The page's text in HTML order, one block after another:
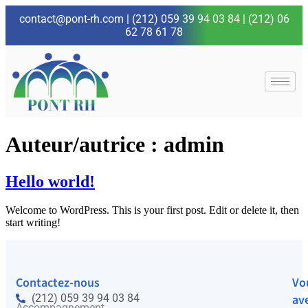
contact@pont-rh.com | (212) 059 39 94 03 84| (212) 06
62 78 61 78
Auteur/autrice : admin
Hello world!
Welcome to WordPress. This is your first post. Edit or delete it, then
start writing!
Contactez-nous
(212) 059 39 94 03 84